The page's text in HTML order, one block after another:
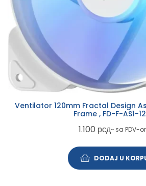
Ventilator 120mm Fractal Design
Frame , FD-F-AS1-
1.100 рсд~ sa PDV-
DODAJ U